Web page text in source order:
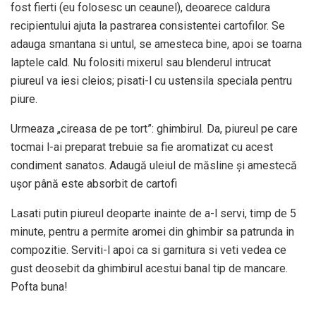
fost fierti (eu folosesc un ceaunel), deoarece caldura
recipientului ajuta la pastrarea consistentei cartofilor. Se
adauga smantana si untul, se amesteca bine, apoi se toarna
laptele cald. Nu folositi mixerul sau blenderul intrucat
piureul va iesi cleios; pisati-l cu ustensila speciala pentru
piure.
Urmeaza „cireasa de pe tort”: ghimbirul. Da, piureul pe care
tocmai l-ai preparat trebuie sa fie aromatizat cu acest
condiment sanatos. Adaugă uleiul de măsline și amestecă
ușor până este absorbit de cartofi
Lasati putin piureul deoparte inainte de a-l servi, timp de 5
minute, pentru a permite aromei din ghimbir sa patrunda in
compozitie. Serviti-l apoi ca si garnitura si veti vedea ce
gust deosebit da ghimbirul acestui banal tip de mancare.
Pofta buna!